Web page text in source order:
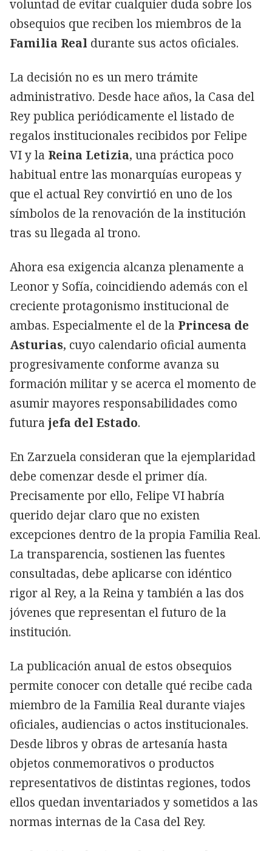
voluntad de evitar cualquier duda sobre los
obsequios que reciben los miembros de la
Familia Real durante sus actos oficiales.
La decisión no es un mero trámite
administrativo. Desde hace años, la Casa del
Rey publica periódicamente el listado de
regalos institucionales recibidos por Felipe
VI y la Reina Letizia, una práctica poco
habitual entre las monarquías europeas y
que el actual Rey convirtió en uno de los
símbolos de la renovación de la institución
tras su llegada al trono.
Ahora esa exigencia alcanza plenamente a
Leonor y Sofía, coincidiendo además con el
creciente protagonismo institucional de
ambas. Especialmente el de la Princesa de
Asturias, cuyo calendario oficial aumenta
progresivamente conforme avanza su
formación militar y se acerca el momento de
asumir mayores responsabilidades como
futura jefa del Estado.
En Zarzuela consideran que la ejemplaridad
debe comenzar desde el primer día.
Precisamente por ello, Felipe VI habría
querido dejar claro que no existen
excepciones dentro de la propia Familia Real.
La transparencia, sostienen las fuentes
consultadas, debe aplicarse con idéntico
rigor al Rey, a la Reina y también a las dos
jóvenes que representan el futuro de la
institución.
La publicación anual de estos obsequios
permite conocer con detalle qué recibe cada
miembro de la Familia Real durante viajes
oficiales, audiencias o actos institucionales.
Desde libros y obras de artesanía hasta
objetos conmemorativos o productos
representativos de distintas regiones, todos
ellos quedan inventariados y sometidos a las
normas internas de la Casa del Rey.